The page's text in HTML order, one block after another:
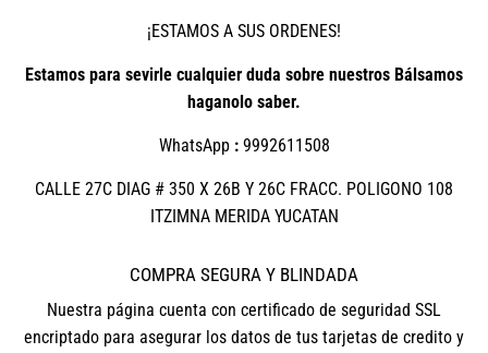
¡ESTAMOS A SUS ORDENES!
Estamos para sevirle cualquier duda sobre nuestros Bálsamos
haganolo saber.
WhatsApp : 9992611508
CALLE 27C DIAG # 350 X 26B Y 26C FRACC. POLIGONO 108
ITZIMNA MERIDA YUCATAN
COMPRA SEGURA Y BLINDADA
Nuestra página cuenta con certificado de seguridad SSL
encriptado para asegurar los datos de tus tarjetas de credito y